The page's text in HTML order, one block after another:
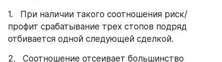
1.   При наличии такого соотношения риск/
профит срабатывание трех стопов подряд
отбивается одной следующей сделкой.
2.   Соотношение отсеивает большинство